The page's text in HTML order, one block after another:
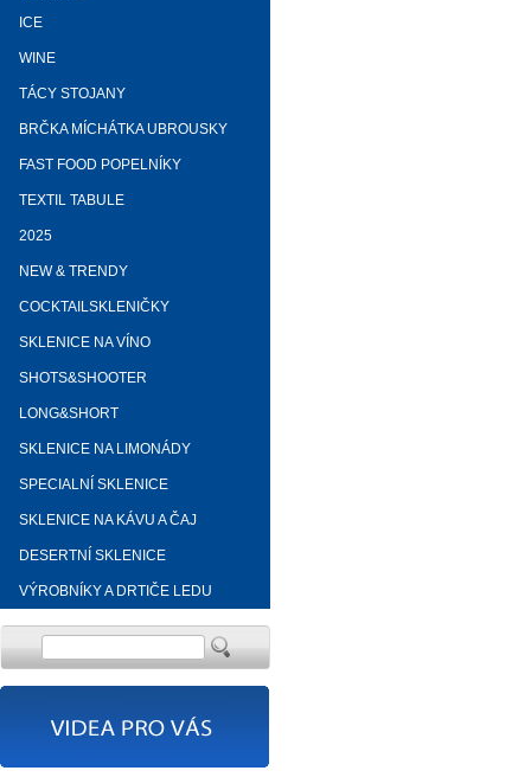
ICE
WINE
TÁCY STOJANY
BRČKA MÍCHÁTKA UBROUSKY
FAST FOOD POPELNÍKY
TEXTIL TABULE
2025
NEW & TRENDY
COCKTAILSKLENIČKY
SKLENICE NA VÍNO
SHOTS&SHOOTER
LONG&SHORT
SKLENICE NA LIMONÁDY
SPECIALNÍ SKLENICE
SKLENICE NA KÁVU A ČAJ
DESERTNÍ SKLENICE
VÝROBNÍKY A DRTIČE LEDU